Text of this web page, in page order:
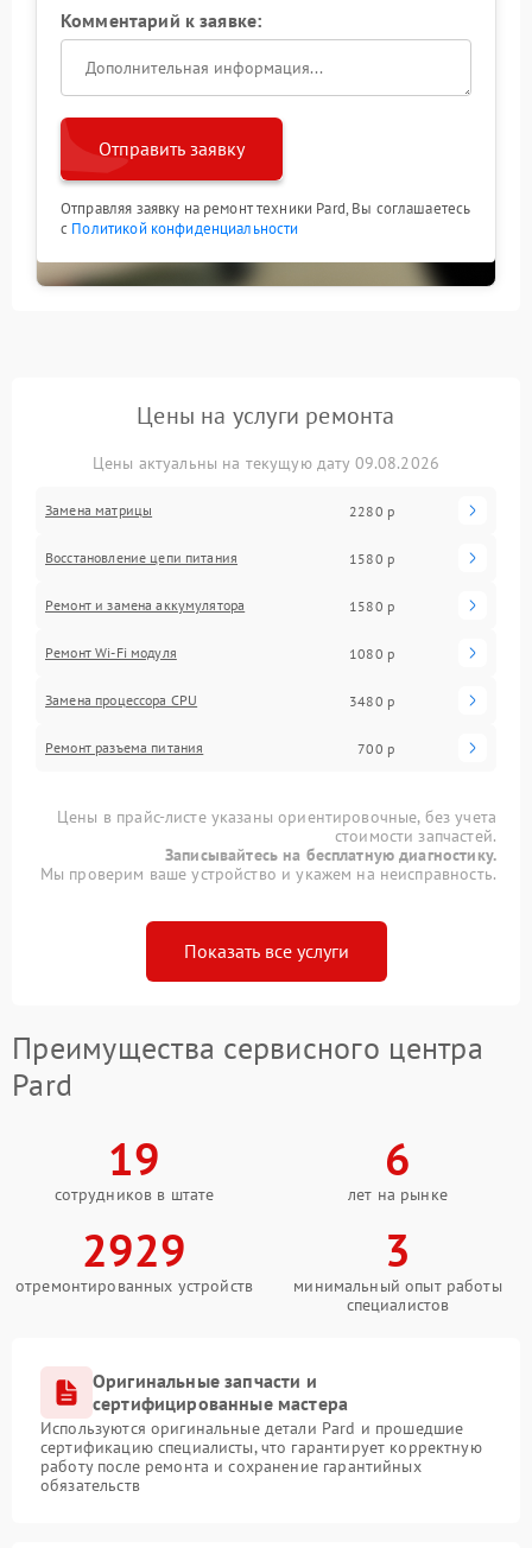
Комментарий к заявке:
Отправить заявку
Отправляя заявку на ремонт техники Pard, Вы соглашаетесь
с Политикой конфиденциальности
Цены на услуги ремонта
Цены актуальны на текущую дату 09.08.2026
Замена матрицы 2280 р
Восстановление цепи питания 1580 р
Ремонт и замена аккумулятора 1580 р
Ремонт Wi-Fi модуля 1080 р
Замена процессора CPU 3480 р
Ремонт разъема питания 700 р
Цены в прайс-листе указаны ориентировочные, без учета
стоимости запчастей.
Записывайтесь на бесплатную диагностику.
Мы проверим ваше устройство и укажем на неисправность.
Показать все услуги
Преимущества сервисного центра
Pard
19
сотрудников в штате
6
лет на рынке
2929
отремонтированных устройств
3
минимальный опыт работы
специалистов
Оригинальные запчасти и
сертифицированные мастера
Используются оригинальные детали Pard и прошедшие
сертификацию специалисты, что гарантирует корректную
работу после ремонта и сохранение гарантийных
обязательств